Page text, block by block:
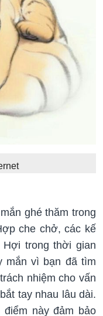
ghé thăm trong
che chở, các kế
trong thời gian
mắn vì bạn đã tìm
nhiệm cho vấn
tay nhau lâu dài.
này đảm bảo